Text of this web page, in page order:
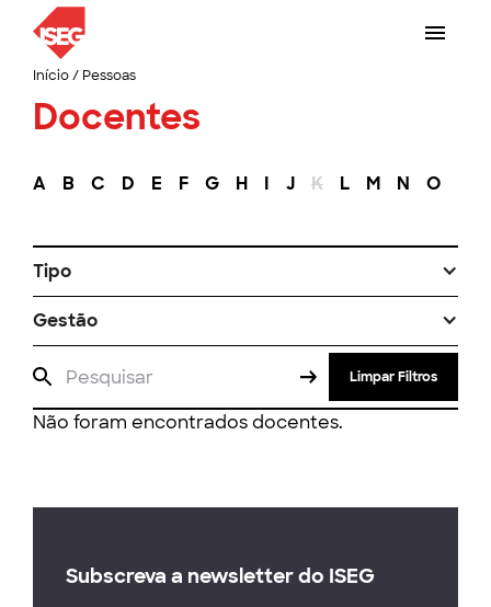
Início/ Pessoas
Docentes
A B C D E F G H I J K L M N O
Tipo
Gestão
Limpar Filtros
Não foram encontrados docentes.
Subscreva a newsletter do ISEG